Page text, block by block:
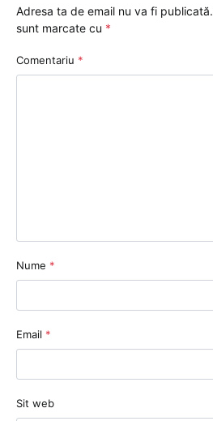
Adresa ta de email nu va fi publicată.
sunt marcate cu *
Comentariu *
Nume *
Email *
Sit web